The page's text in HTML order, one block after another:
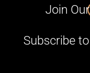
Join
Subscribe